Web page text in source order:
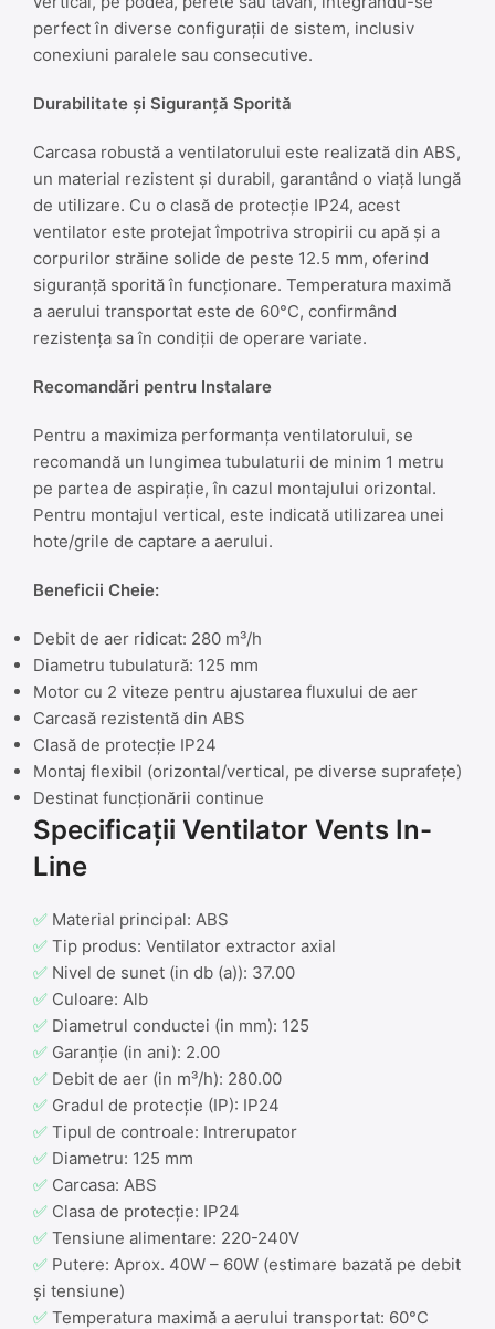
perfect în diverse configurații de sistem, inclusiv
conexiuni paralele sau consecutive.
Durabilitate și Siguranță Sporită
Carcasa robustă a ventilatorului este realizată din ABS,
un material rezistent și durabil, garantând o viață lungă
de utilizare. Cu o clasă de protecție IP24, acest
ventilator este protejat împotriva stropirii cu apă și a
corpurilor străine solide de peste 12.5 mm, oferind
siguranță sporită în funcționare. Temperatura maximă
a aerului transportat este de 60°C, confirmând
rezistența sa în condiții de operare variate.
Recomandări pentru Instalare
Pentru a maximiza performanța ventilatorului, se
recomandă un lungimea tubulaturii de minim 1 metru
pe partea de aspirație, în cazul montajului orizontal.
Pentru montajul vertical, este indicată utilizarea unei
hote/grile de captare a aerului.
Beneficii Cheie:
Debit de aer ridicat: 280 m³/h
Diametru tubulatură: 125 mm
Motor cu 2 viteze pentru ajustarea fluxului de aer
Carcasă rezistentă din ABS
Clasă de protecție IP24
Montaj flexibil (orizontal/vertical, pe diverse suprafețe)
Destinat funcționării continue
Specificații Ventilator Vents In-
Line
✅ Material principal: ABS
✅ Tip produs: Ventilator extractor axial
✅ Nivel de sunet (in db (a)): 37.00
✅ Culoare: Alb
✅ Diametrul conductei (in mm): 125
✅ Garanție (in ani): 2.00
✅ Debit de aer (in m³/h): 280.00
✅ Gradul de protecție (IP): IP24
✅ Tipul de controale: Intrerupator
✅ Diametru: 125 mm
✅ Carcasa: ABS
✅ Clasa de protecție: IP24
✅ Tensiune alimentare: 220-240V
✅ Putere: Aprox. 40W – 60W (estimare bazată pe debit
și tensiune)
✅ Temperatura maximă a aerului transportat: 60°C